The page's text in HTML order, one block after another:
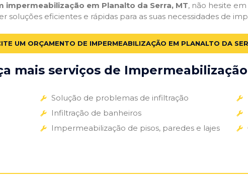
impermeabilização em Planalto da Serra, MT, não hesite
soluções eficientes e rápidas para as suas necessidades de
UM ORÇAMENTO DE IMPERMEABILIZAÇÃO EM PLANALTO DA
mais serviços de
Solução de problemas de infiltração
Infiltração de banheiros
Impermeabilização de pisos, paredes e lajes